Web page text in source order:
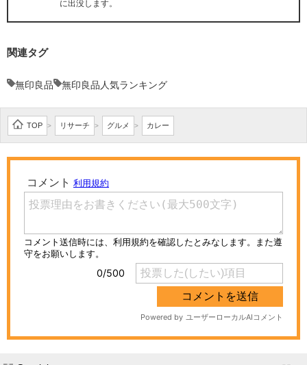
に出没します。
関連タグ
無印良品 無印良品人気ランキング
TOP > リサーチ > グルメ > カレー